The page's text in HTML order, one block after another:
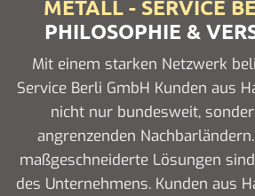
METALL - SERVICE
PHILOSOPHIE &
Mit einem starken Netzwerk
Service Berli GmbH Kunden aus
nicht nur bundesweit,
angrenzenden
maßgeschneiderte Lösungen
des Unternehmens. Kunden aus